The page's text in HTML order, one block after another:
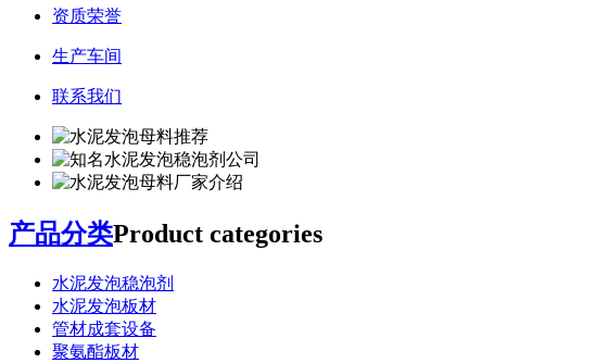
资质荣誉
生产车间
联系我们
产品分类Product categories
水泥发泡稳泡剂
水泥发泡板材
管材成套设备
聚氨酯板材